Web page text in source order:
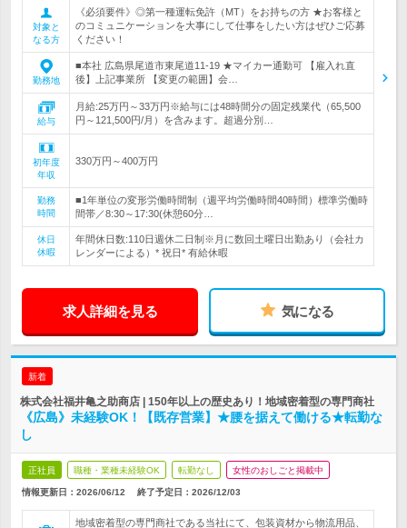
対象と
なる方
《必須要件》◎第一種運転免許（MT）をお持ちの方 ★お客様と
のコミュニケーションを大事にして仕事をしたい方はぜひご応募
ください！
勤務地
■本社 広島県尾道市東尾道11-19 ★マイカー通勤可 【雇入れ直
後】上記事業所 【変更の範囲】会…
給与
月給:25万円～33万円※給与には48時間分の固定残業代（65,500
円～121,500円/月）を含みます。超過分別…
初年度
年収
330万円～400万円
勤務
時間
■1年単位の変形労働時間制（週平均労働時間40時間）標準労働時
間帯／8:30～17:30(休憩60分…
休日
休暇
年間休日数:110日週休二日制※月に数回土曜日出勤あり（会社カ
レンダーによる）* 祝日* 有給休暇
求人詳細を見る 気になる
新着
株式会社福井亀之助商店 | 150年以上の歴史あり！地域密着型の専門商社
《広島》未経験OK！【既存営業】★腰を据えて働ける★転勤な
し
正社員 職種・業種未経験OK 転勤なし 女性のおしごと掲載中
情報更新日：2026/06/12 終了予定日： 2026/12/03
地域密着型の専門商社である当社にて、包装資材から物流用品、